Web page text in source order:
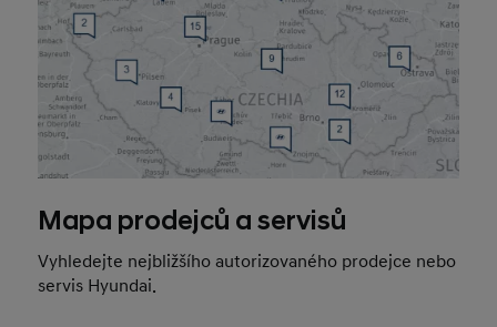
Mapa prodejců a servisů
Vyhledejte nejbližšího autorizovaného prodejce nebo
servis Hyundai.